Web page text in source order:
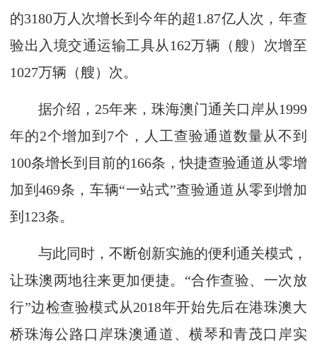
的3180万人次增长到今年的超1.87亿人次，年查
验出入境交通运输工具从162万辆（艘）次增至
1027万辆（艘）次。
据介绍，25年来，珠海澳门通关口岸从1999
年的2个增加到7个，人工查验通道数量从不到
100条增长到目前的166条，快捷查验通道从零增
加到469条，车辆“一站式”查验通道从零到增加
到123条。
与此同时，不断创新实施的便利通关模式，
让珠澳两地往来更加便捷。“合作查验、一次放
行”边检查验模式从2018年开始先后在港珠澳大
桥珠海公路口岸珠澳通道、横琴和青茂口岸实